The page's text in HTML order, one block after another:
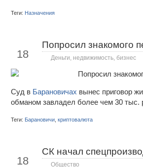
Теги: Назначения
18
Попросил знакомого
Деньги, недвижимость, бизнес
Суд в Барановичах вынес приговор
обманом завладел более чем 30 тыс.
Теги: Барановичи криптовалюта
18
СК начал
Общество